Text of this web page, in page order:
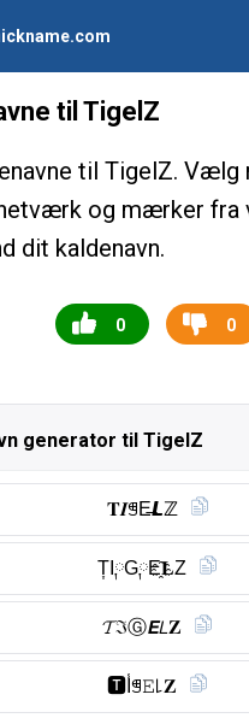
til TigelZ
til TigelZ. Vælg
og mærker fra
dit kaldenavn.
0 0
generator til TigelZ
𝐓𝑰ꁅE̶𝙇ℤ
T͎I༙G༙E҈𝐋Z
𝓣ℑⒼ︎𝙀𝘓𝐙
🆃︎I̾ꁅ𝙴꒒𝐙